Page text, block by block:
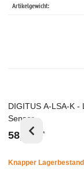
Artikelgewicht:
Top
DIGITUS A-LSA-K -
Sensor
58,93 € *
Knapper Lagerbestand